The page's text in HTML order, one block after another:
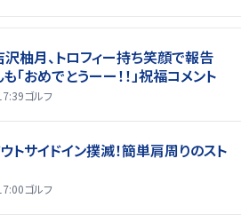
柚月、トロフィー持ち笑顔で報告
「おめでとうーー！！」祝福コメント
ゴルフ
ウトサイドイン撲滅！簡単肩周りのスト
ゴルフ